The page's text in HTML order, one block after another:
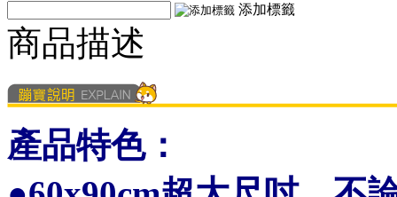
添加標籤
商品描述
產品特色：